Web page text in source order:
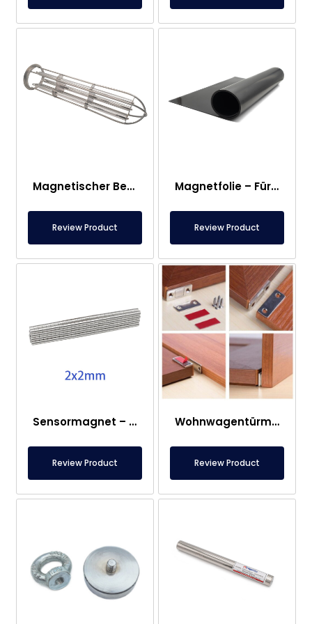
Magnetischer Beutelfilterkopf
Review Product
Magnetfolie – Für den Boden – Lebensmittelecht
Review Product
Sensormagnet – 2×2 mm
Review Product
Wohnwagentürmagnet
Review Product